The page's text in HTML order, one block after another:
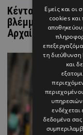
Κένταλ & Κάιλι
βλέμματα
Αρχαία Ελλάδα
Εμείς και οι
cookies και
τη διεύθυνση
και
ενδέχεται
δεδομένα